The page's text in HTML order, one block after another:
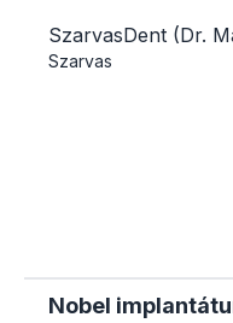
SzarvasDent (Dr.
Szarvas
Nobel